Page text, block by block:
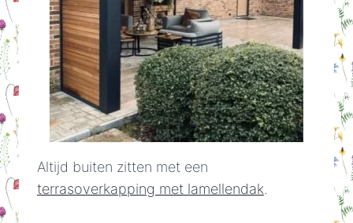
Altijd buiten zitten met een
terrasoverkapping met lamellendak.